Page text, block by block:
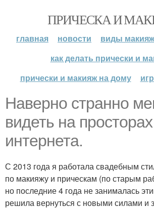
ПРИЧЕСКА И
главная новости
виды
как делать прически и
прически и макияж на дому
Наверно странно
видеть на просторах
интернета.
С 2013 года я работала свадебным
по макияжу и прическам (по старым
но последние 4 года не занималась
решила вернуться с новыми силами и